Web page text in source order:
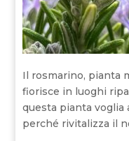
Il rosmarino, pianta
fiorisce in luoghi
questa pianta
perché rivitalizza il